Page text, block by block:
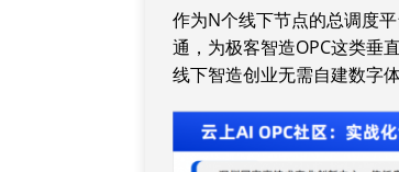
作为N个线下节点的总调度
通，为极客智造OPC这类垂
线下智造创业无需自建数字